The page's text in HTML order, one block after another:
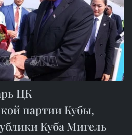
ЦК
партии Кубы,
Куба Мигель